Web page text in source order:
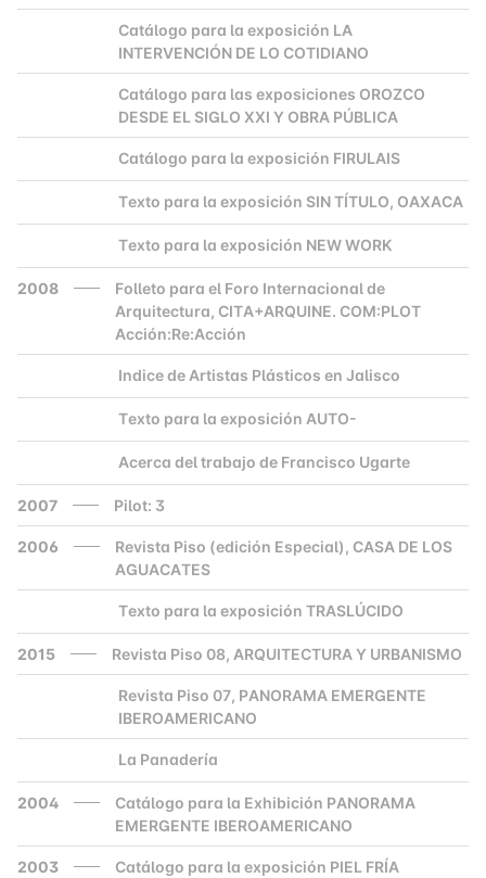
Catálogo para la exposición LA
INTERVENCIÓN DE LO COTIDIANO
Catálogo para las exposiciones OROZCO
DESDE EL SIGLO XXI Y OBRA PÚBLICA
Catálogo para la exposición FIRULAIS
Texto para la exposición SIN TÍTULO, OAXACA
Texto para la exposición NEW WORK
2008
Folleto para el Foro Internacional de
Arquitectura, CITA+ARQUINE. COM:PLOT
Acción:Re:Acción
Indice de Artistas Plásticos en Jalisco
Texto para la exposición AUTO-
Acerca del trabajo de Francisco Ugarte
2007 Pilot: 3
2006
Revista Piso (edición Especial), CASA DE LOS
AGUACATES
Texto para la exposición TRASLÚCIDO
2015 Revista Piso 08, ARQUITECTURA Y URBANISMO
Revista Piso 07, PANORAMA EMERGENTE
IBEROAMERICANO
La Panadería
2004
Catálogo para la Exhibición PANORAMA
EMERGENTE IBEROAMERICANO
2003 Catálogo para la exposición PIEL FRÍA